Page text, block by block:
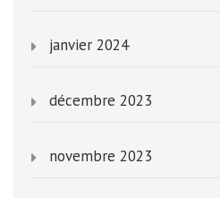
janvier 2024
décembre 2023
novembre 2023